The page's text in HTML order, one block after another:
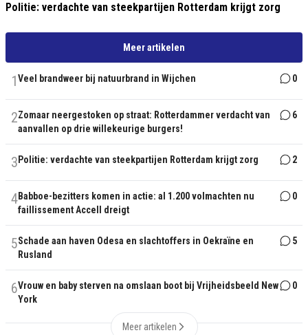
Politie: verdachte van steekpartijen Rotterdam krijgt zorg
Meer artikelen
1Veel brandweer bij natuurbrand in Wijchen 0
2Zomaar neergestoken op straat: Rotterdammer verdacht van
aanvallen op drie willekeurige burgers!
6
3 Politie: verdachte van steekpartijen Rotterdam krijgt zorg 2
4Babboe-bezitters komen in actie: al 1.200 volmachten nu
faillissement Accell dreigt
0
5Schade aan haven Odesa en slachtoffers in Oekraïne en
Rusland
5
6Vrouw en baby sterven na omslaan boot bij Vrijheidsbeeld New
York
0
Meer artikelen